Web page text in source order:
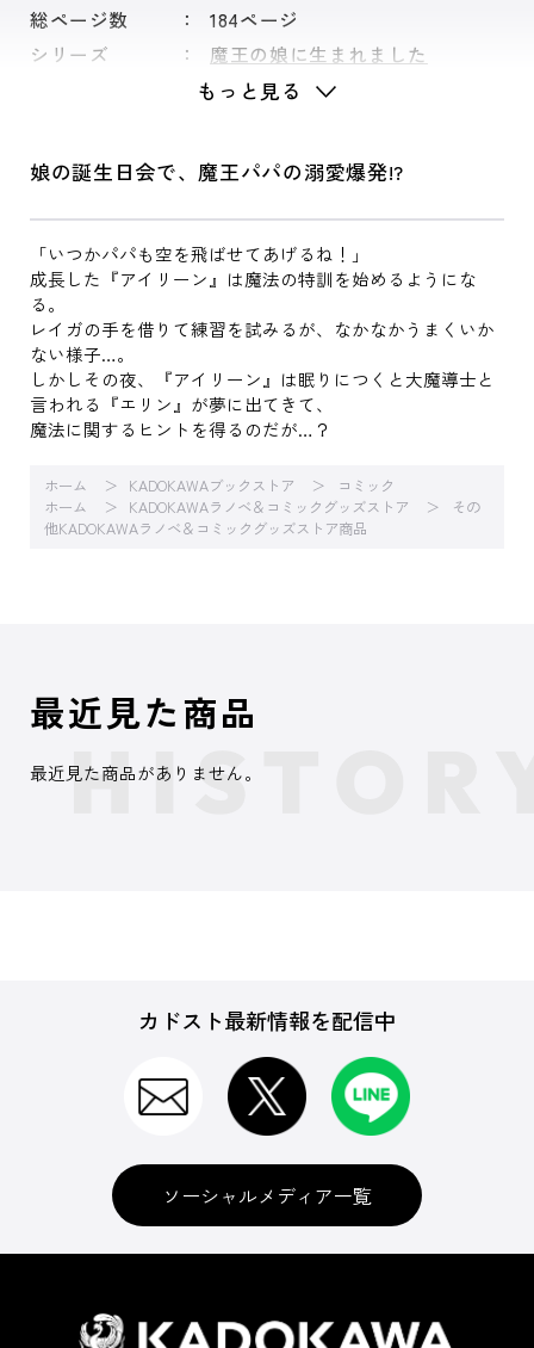
総ページ数
184ページ
シリーズ
魔王の娘に生まれました
もっと見る
娘の誕生日会で、魔王パパの溺愛爆発!?
「いつかパパも空を飛ばせてあげるね！」
成長した『アイリーン』は魔法の特訓を始めるようにな
る。
レイガの手を借りて練習を試みるが、なかなかうまくいか
ない様子…。
しかしその夜、『アイリーン』は眠りにつくと大魔導士と
言われる『エリン』が夢に出てきて、
魔法に関するヒントを得るのだが…？
ホーム KADOKAWAブックストア
コミック
ホーム
KADOKAWAラノベ＆コミックグッズストア
その
他KADOKAWAラノベ＆コミックグッズストア商品
最近見た商品
最近見た商品がありません。
カドスト最新情報を配信中
ソーシャルメディア一覧